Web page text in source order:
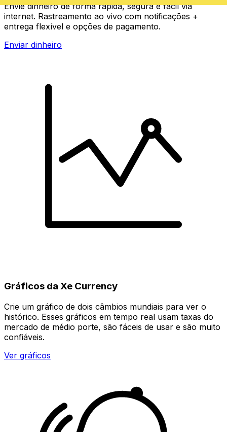
Envie dinheiro de forma rápida, segura e fácil via
internet. Rastreamento ao vivo com notificações +
entrega flexível e opções de pagamento.
Enviar dinheiro
Gráficos da Xe Currency
Crie um gráfico de dois câmbios mundiais para ver o
histórico. Esses gráficos em tempo real usam taxas do
mercado de médio porte, são fáceis de usar e são muito
confiáveis.
Ver gráficos